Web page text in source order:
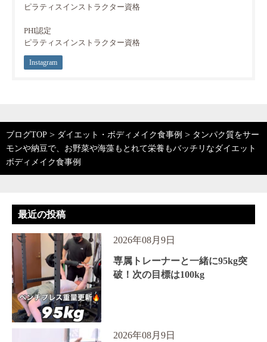
ピラティスインストラクター資格
PHI認定
ピラティスインストラクター資格
Instagram
ブログTOP > ダイエット・ボディメイク食事例 > タンパク質をサー
モンや納豆で、お野菜や海藻もとれて栄養もバッチリなダイエット
ボディメイク食事例
最近の投稿
2026年08月9日
専属トレーナーと一緒に95kg突
破！次の目標は100kg
2026年08月9日